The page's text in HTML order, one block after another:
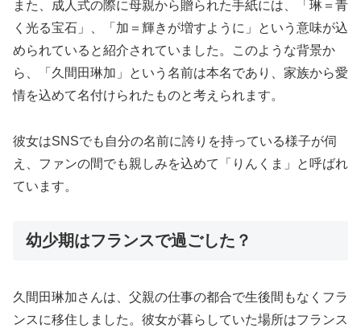
また、成人式の際に母親から贈られた手紙には、「琳＝青
く光る宝石」、「加＝輝きが増すように」という意味が込
められていると紹介されていました。このような背景か
ら、「久間田琳加」という名前は本名であり、家族から愛
情を込めて名付けられたものと考えられます。
彼女はSNSでも自分の名前に誇りを持っている様子が伺
え、ファンの間でも親しみを込めて「りんくま」と呼ばれ
ています。
幼少期はフランスで過ごした？
久間田琳加さんは、父親の仕事の都合で生後間もなくフラ
ンスに移住しました。彼女が暮らしていた場所はフランス